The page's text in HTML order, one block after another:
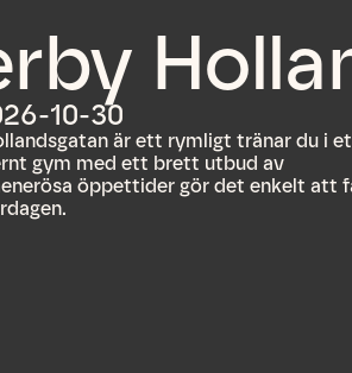
10-30
är ett rymligt tränar du i
gym med ett brett utbud av
öppettider gör det enkelt att